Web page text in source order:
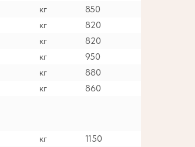
кг
850
кг
820
кг
820
кг
950
кг
880
кг
860
кг
1150